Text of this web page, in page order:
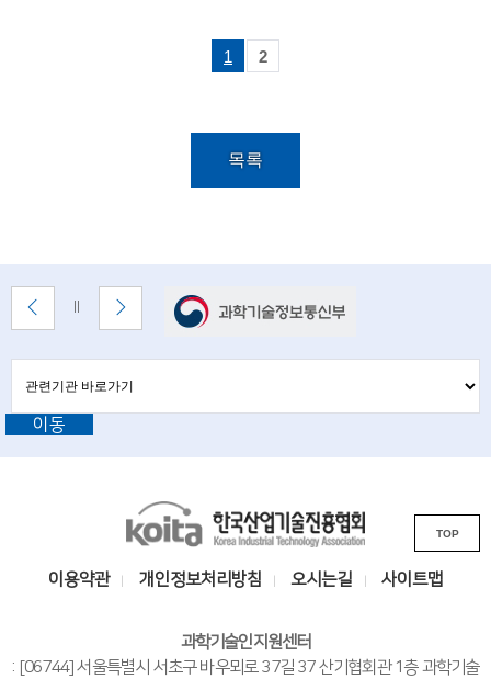
1 2
목록
배
너
존
전
너
보
너
지
음
너
보
련
기
관
t
이동
K
o
한
이용약관 개인정보처리방침 오시는길 사이트맵
과학기술인지원센터
: [06744] 서울특별시 서초구 바우뫼로 37길 37 산기협회관 1층 과학기술
TOP